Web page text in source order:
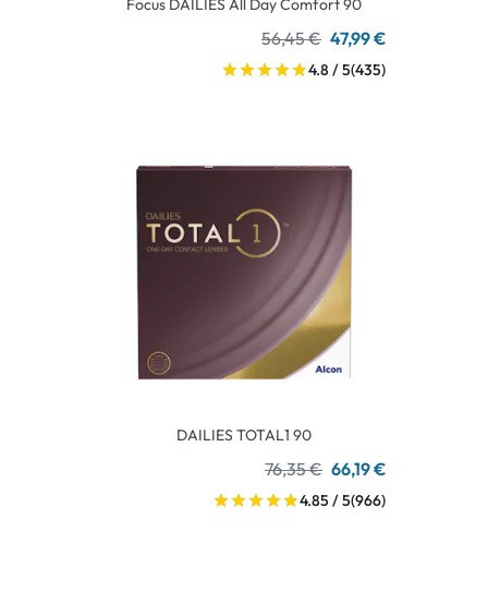
Focus DAILIES All Day Comfort 90
56,45 € 47,99 €
4.8 / 5(435)
DAILIES TOTAL1 90
76,35 € 66,19 €
4.85 / 5(966)